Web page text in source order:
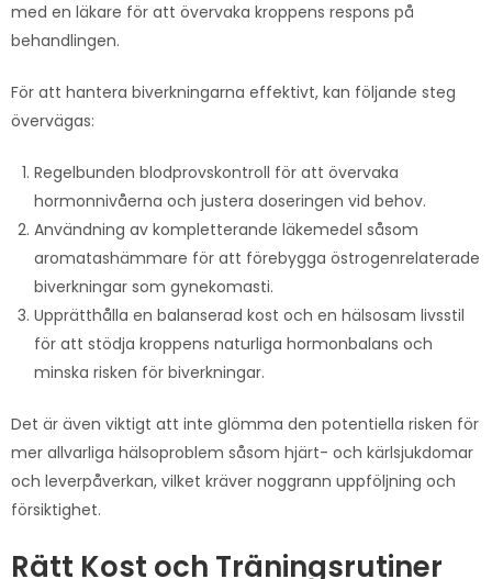
med en läkare för att övervaka kroppens respons på
behandlingen.
För att hantera biverkningarna effektivt, kan följande steg
övervägas:
Regelbunden blodprovskontroll för att övervaka
hormonnivåerna och justera doseringen vid behov.
Användning av kompletterande läkemedel såsom
aromatashämmare för att förebygga östrogenrelaterade
biverkningar som gynekomasti.
Upprätthålla en balanserad kost och en hälsosam livsstil
för att stödja kroppens naturliga hormonbalans och
minska risken för biverkningar.
Det är även viktigt att inte glömma den potentiella risken för
mer allvarliga hälsoproblem såsom hjärt- och kärlsjukdomar
och leverpåverkan, vilket kräver noggrann uppföljning och
försiktighet.
Rätt Kost och Träningsrutiner